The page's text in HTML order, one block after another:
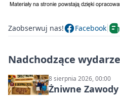
Zaobserwuj nas! Facebook
Nadchodzące
8 sierpnia 2026, 00:00
Żniwne